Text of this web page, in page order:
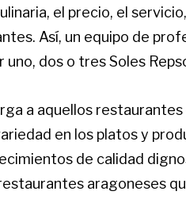
el precio, el
Así, un equipo de
dos o tres Soles
a aquellos
en los platos y
de calidad
aragoneses